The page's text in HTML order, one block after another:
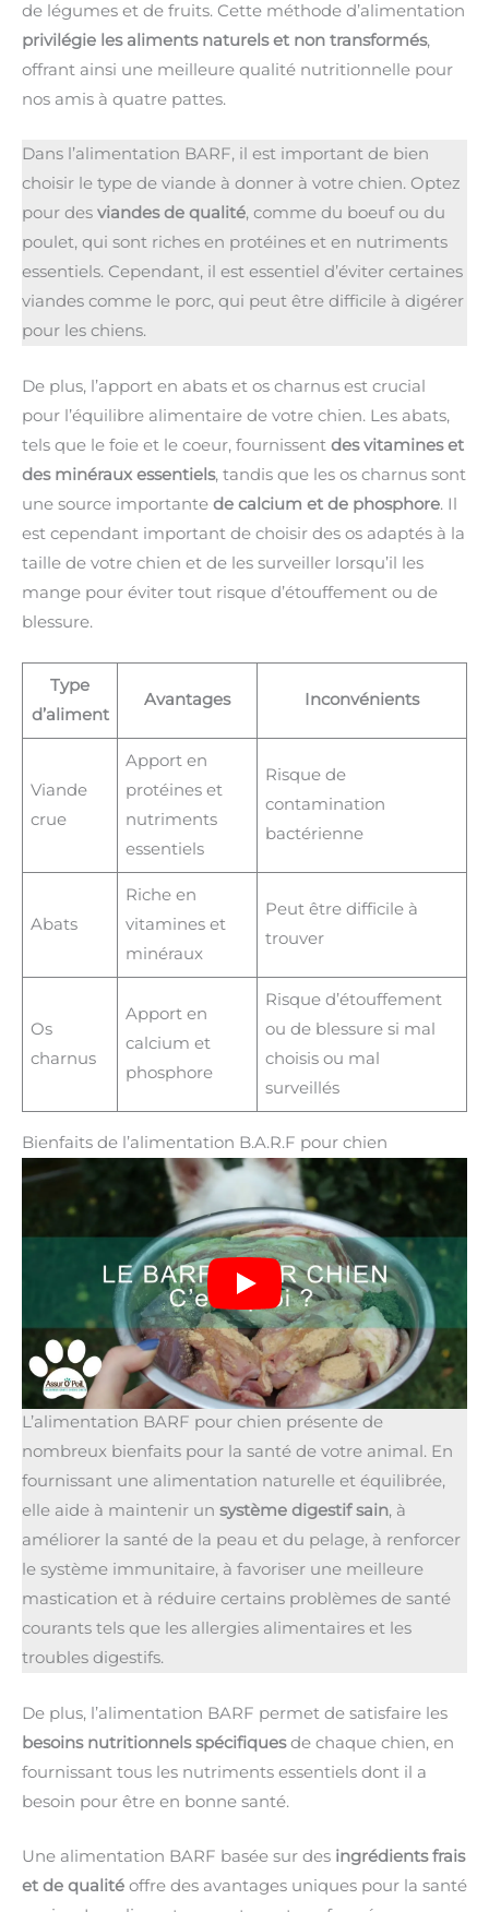
de légumes et de fruits. Cette méthode d’alimentation
privilégie les aliments naturels et non transformés,
offrant ainsi une meilleure qualité nutritionnelle pour
nos amis à quatre pattes.
Dans l’alimentation BARF, il est important de bien
choisir le type de viande à donner à votre chien. Optez
pour des viandes de qualité, comme du boeuf ou du
poulet, qui sont riches en protéines et en nutriments
essentiels. Cependant, il est essentiel d’éviter certaines
viandes comme le porc, qui peut être difficile à digérer
pour les chiens.
De plus, l’apport en abats et os charnus est crucial
pour l’équilibre alimentaire de votre chien. Les abats,
tels que le foie et le coeur, fournissent des vitamines et
des minéraux essentiels, tandis que les os charnus sont
une source importante de calcium et de phosphore. Il
est cependant important de choisir des os adaptés à la
taille de votre chien et de les surveiller lorsqu’il les
mange pour éviter tout risque d’étouffement ou de
blessure.
Type
d’aliment
Avantages Inconvénients
Viande
crue
Apport en
protéines et
nutriments
essentiels
Risque de
contamination
bactérienne
Abats
Riche en
vitamines et
minéraux
Peut être difficile à
trouver
Os
charnus
Apport en
calcium et
phosphore
Risque d’étouffement
ou de blessure si mal
choisis ou mal
surveillés
Bienfaits de l’alimentation B.A.R.F pour chien
L’alimentation BARF pour chien présente de
nombreux bienfaits pour la santé de votre animal. En
fournissant une alimentation naturelle et équilibrée,
elle aide à maintenir un système digestif sain, à
améliorer la santé de la peau et du pelage, à renforcer
le système immunitaire, à favoriser une meilleure
mastication et à réduire certains problèmes de santé
courants tels que les allergies alimentaires et les
troubles digestifs.
De plus, l’alimentation BARF permet de satisfaire les
besoins nutritionnels spécifiquesde chaque chien, en
fournissant tous les nutriments essentiels dont il a
besoin pour être en bonne santé.
Une alimentation BARF basée sur des ingrédients frais
et de qualité offre des avantages uniques pour la santé